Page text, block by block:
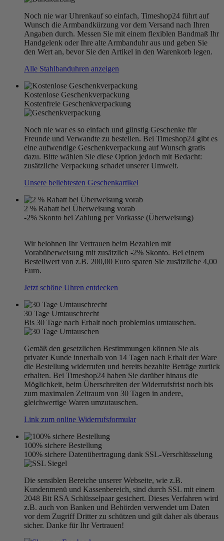
Noch nie war Uhrenkauf so einfach, Timeshop24 führt auf
Wunsch die Armbandkürzung vor dem Versand nach Ihren
Angaben durch. Messen Sie mit einem flexiblen Bandmaß Ihr
Handgelenk oder Ihre alte Armbanduhr aus und geben Sie
den Wert an, bevor Sie den Artikel in den Warenkorb legen.
Alle Stahlbanduhren anzeigen
Kostenlose Geschenkverpackung
Kostenfreie Geschenkverpackung
Noch nie war es so einfach und günstig Geschenke für
Freunde und Verwandte zu bestellen. Bei Timeshop24 gibt es
eine aufwendige Geschenkverpackung auf Wunsch gratis
dazu. Bitte wählen Sie diese Option jedoch mit Bedacht:
zusätzliche Verpackung schadet unserer Umwelt.
Unsere beliebtesten Geschenkartikel
2 % Rabatt bei Überweisung vorab
-2% Skonto bei Zahlung per Vorkasse (Überweisung)
Wir belohnen Ihr Vertrauen beim Bezahlen mit
Vorabüberweisung mit zusätzlich -2% Skonto. Bei einem
Bestellwert von z.B. 200,00 Euro sparen Sie zusätzliche 4,00
Euro.
Jetzt schöne Uhren entdecken
30 Tage Umtauschrecht
Bis 30 Tage nach Erhalt noch problemlos umtauschen.
Gemäß den gesetzlichen Bestimmungen können Sie als
privater Kunde innerhalb von 14 Tagen nach Erhalt der Ware
die Bestellung widerrufen und bereits bezahlte Beträge zurück
erhalten. Bei Timeshop24 haben Sie darüber hinaus die
Möglichkeit, beim Überschreiten der Widerrufsfrist noch bis
zum maximalen Zeitraum von 30 Tagen in andere,
gleichwertige Waren umzutauschen.
Link zum online Widerrufsformular
100% sichere Bestellung
100% sichere Datenübertragung dank SSL-Verschlüsselung
Die sensiblen Bereiche unserer Webseite, wie z.B.
Kundenmenü und Kassenbereich, sind durch SSL mit einem
2048 Bit RSA Schlüsselpaar gesichert. Dieses Verfahren wird
z.B. auch von Banken und Behörden verwendet um Daten
vor dem Zugriff Dritter zu schützen und gilt daher als überaus
sicher. Danke für Ihr Vertrauen!